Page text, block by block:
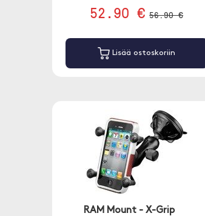
52.90 € 56.90 €
Lisää ostoskoriin
RAM Mount - X-Grip